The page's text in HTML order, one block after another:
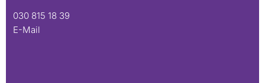
030 815 18 39
E-Mail